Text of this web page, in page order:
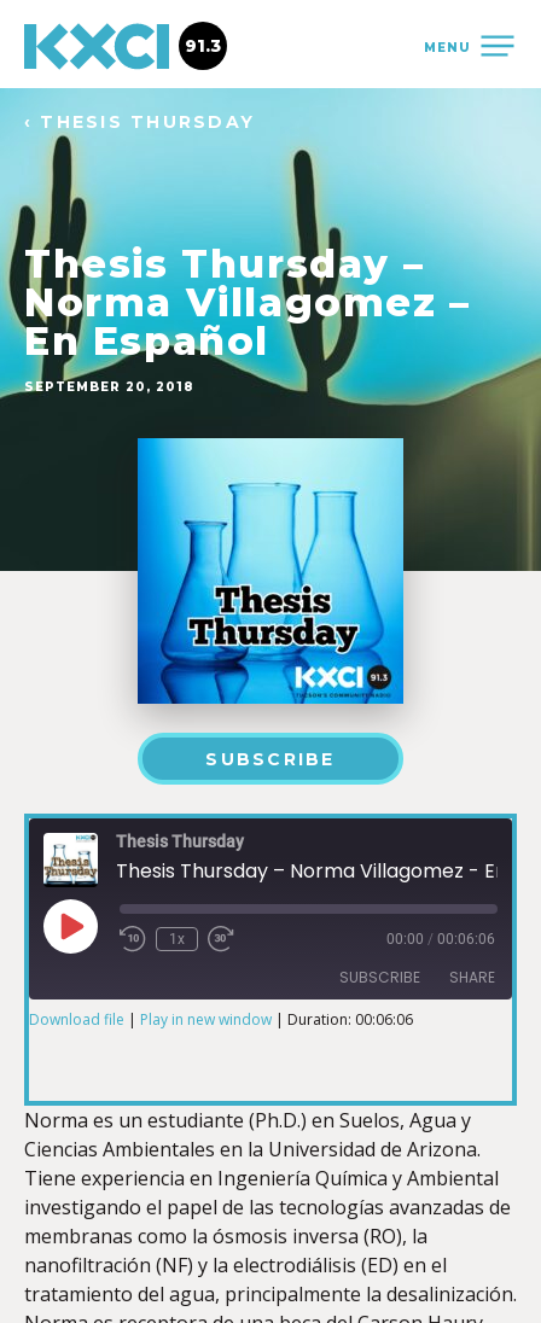
MENU
91.3
‹ THESIS THURSDAY
Thesis Thursday –
Norma Villagomez –
En Español
SEPTEMBER 20, 2018
SUBSCRIBE
Thesis Thursday
1x 00:00 / 00:06:06
SUBSCRIBE SHARE
LINK
EMBED
Download file | Play in new window | Duration: 00:06:06
Norma es un estudiante (Ph.D.) en Suelos, Agua y
Ciencias Ambientales en la Universidad de Arizona.
Tiene experiencia en Ingeniería Química y Ambiental
investigando el papel de las tecnologías avanzadas de
membranas como la ósmosis inversa (RO), la
nanofiltración (NF) y la electrodiálisis (ED) en el
tratamiento del agua, principalmente la desalinización.